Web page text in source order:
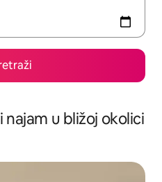
najam u bližoj okolici